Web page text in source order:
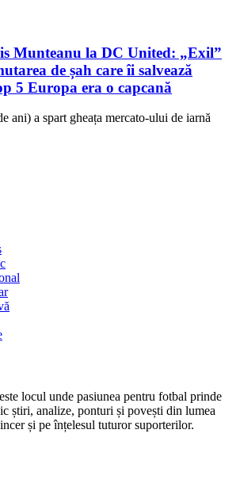
Munteanu la DC United: „Exil”
de șah care îi salvează
5 Europa era o capcană
ani) a spart gheața mercato-ului de iarnă
locul unde pasiunea pentru fotbal prinde
știri, analize, ponturi și povești din lumea
și pe înțelesul tuturor suporterilor.